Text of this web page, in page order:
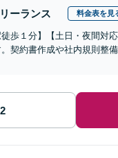
ーランス 料金表を見
徒歩１分】【土日・夜間
契約書作成や社内規則整